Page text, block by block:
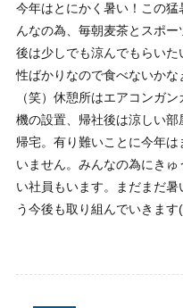
今年はとにかく暑い！この
んなの為、毎朝麦茶とスポ
後は少しでも涼んでもらい
性ばかりなので食べないか
（笑）休憩所はエアコンガ
機の設置、帰社後は涼しい
帰宅。有り難いことに今年
いません。みんなの為にき
い社員もいます。まだまだ
う今後も取り組んでいきます